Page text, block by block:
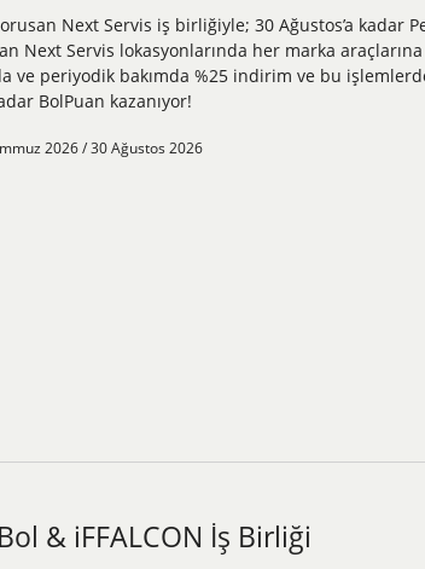
Next Servis iş birliğiyle; 30 Ağustos’a kadar
Next Servis lokasyonlarında her marka araçlarına
ve periyodik bakımda %25 indirim ve bu
BolPuan kazanıyor!
2026 / 30 Ağustos 2026
& iFFALCON İş Birliği